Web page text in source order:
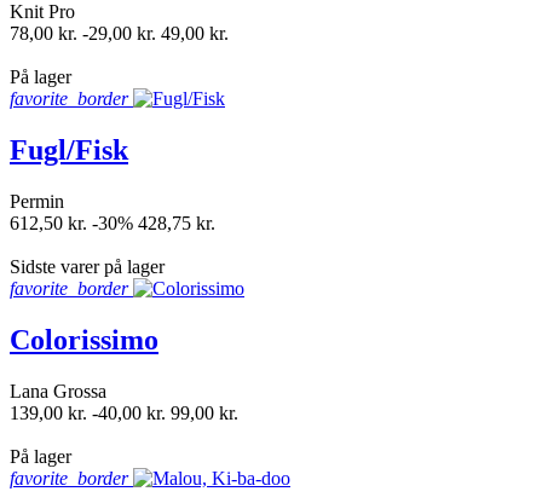
Knit Pro
78,00 kr. -29,00 kr. 49,00 kr.
På lager
favorite_border
Fugl/Fisk
Permin
612,50 kr. -30% 428,75 kr.
Sidste varer på lager
favorite_border
Colorissimo
Lana Grossa
139,00 kr. -40,00 kr. 99,00 kr.
På lager
favorite_border